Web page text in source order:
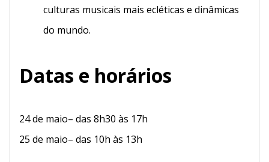
culturas musicais mais ecléticas e dinâmicas
do mundo.
Datas e horários
24 de maio– das 8h30 às 17h
25 de maio– das 10h às 13h